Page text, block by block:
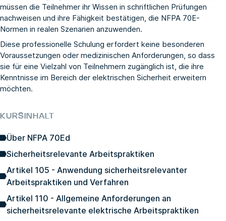
müssen die Teilnehmer ihr Wissen in schriftlichen Prüfungen
nachweisen und ihre Fähigkeit bestätigen, die NFPA 70E-
Normen in realen Szenarien anzuwenden.
Diese professionelle Schulung erfordert keine besonderen
Voraussetzungen oder medizinischen Anforderungen, so dass
sie für eine Vielzahl von Teilnehmern zugänglich ist, die ihre
Kenntnisse im Bereich der elektrischen Sicherheit erweitern
möchten.
KURSINHALT
Über NFPA 70Ed
Sicherheitsrelevante Arbeitspraktiken
Artikel 105 - Anwendung sicherheitsrelevanter
Arbeitspraktiken und Verfahren
Artikel 110 - Allgemeine Anforderungen an
sicherheitsrelevante elektrische Arbeitspraktiken